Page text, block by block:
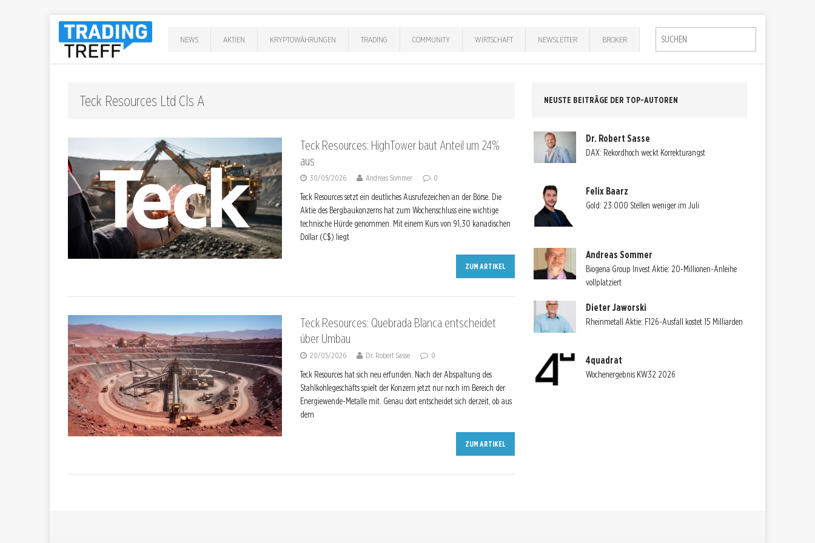
NEWS AKTIEN KRYPTOWÄHRUNGEN TRADING COMMUNITY WIRTSCHAFT NEWSLETTER BROKER
Teck Resources Ltd Cls A
Teck Resources: HighTower baut Anteil um 24%
aus
30/05/2026 Andreas Sommer 0
Teck Resources setzt ein deutliches Ausrufezeichen an der Börse. Die
Aktie des Bergbaukonzerns hat zum Wochenschluss eine wichtige
technische Hürde genommen. Mit einem Kurs von 91,30 kanadischen
Dollar (C$) liegt
ZUM ARTIKEL
Teck Resources: Quebrada Blanca entscheidet
über Umbau
20/05/2026 Dr. Robert Sasse 0
Teck Resources hat sich neu erfunden. Nach der Abspaltung des
Stahlkohlegeschäfts spielt der Konzern jetzt nur noch im Bereich der
Energiewende-Metalle mit. Genau dort entscheidet sich derzeit, ob aus
dem
ZUM ARTIKEL
NEUSTE BEITRÄGE DER TOP-AUTOREN
Dr. Robert Sasse
DAX: Rekordhoch weckt Korrekturangst
Felix Baarz
Gold: 23.000 Stellen weniger im Juli
Andreas Sommer
Biogena Group Invest Aktie: 20-Millionen-Anleihe
vollplatziert
Dieter Jaworski
Rheinmetall Aktie: F126-Ausfall kostet 15 Milliarden
4quadrat
Wochenergebnis KW32 2026